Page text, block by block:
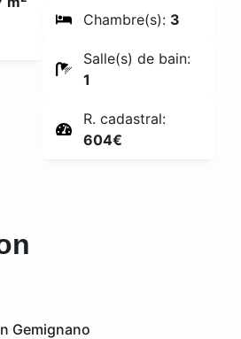
Chambre(s): 3
Salle(s) de bain:
1
R. cadastral:
604€
Gemignano